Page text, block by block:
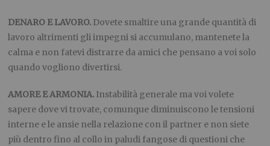
DENARO E LAVORO. Dovete smaltire una grande quantità di
lavoro altrimenti gli impegni si accumulano, mantenete la
calma e non fatevi distrarre da amici che pensano a voi solo
quando vogliono divertirsi.
AMORE E ARMONIA. Instabilità generale ma voi volete
sapere dove vi trovate, comunque diminuiscono le tensioni
interne e le ansie nella relazione con il partner e non siete
più dentro fino al collo in paludi fangose di questioni che